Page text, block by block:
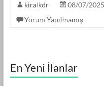
kiralkdr 08/07/2025
Yorum Yapılmamış
En Yeni İlanlar